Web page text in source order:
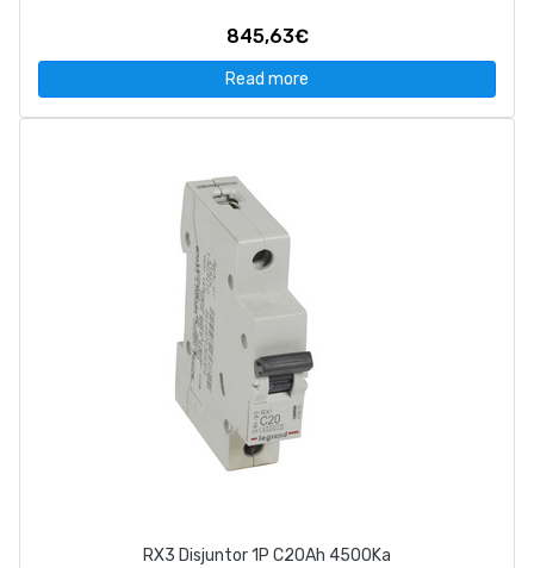
845,63€
Read more
RX3 Disjuntor 1P C20Ah 4500Ka